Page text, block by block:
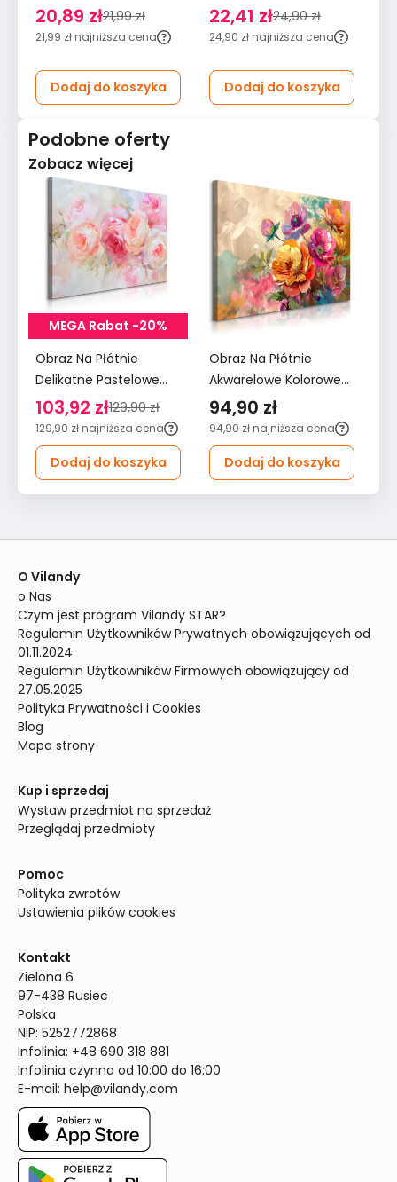
wezgłowie miętowy
20,89 zł21,99 zł
21,99 zł najniższa cena
Dodaj do koszyka
płotek wezgłowie
kremowy
22,41 zł24,90 zł
24,90 zł najniższa cena
Dodaj do koszyka
Podobne oferty
Zobacz więcej
MEGA Rabat -20%
Obraz Na Płótnie
Delikatne Pastelowe
Różowe Kwiaty 120x80
Do Salonu
103,92 zł129,90 zł
129,90 zł najniższa cena
Dodaj do koszyka
Obraz Na Płótnie
Akwarelowe Kolorowe
Kwiaty 90x60 Natura
do Salonu
94,90 zł
94,90 zł najniższa cena
Dodaj do koszyka
O Vilandy
o Nas
Czym jest program Vilandy STAR?
Regulamin Użytkowników Prywatnych obowiązujących od
01.11.2024
Regulamin Użytkowników Firmowych obowiązujący od
27.05.2025
Polityka Prywatności i Cookies
Blog
Mapa strony
Kup i sprzedaj
Wystaw przedmiot na sprzedaż
Przeglądaj przedmioty
Pomoc
Polityka zwrotów
Ustawienia plików cookies
Kontakt
Zielona 6
97-438 Rusiec
Polska
NIP: 5252772868
Infolinia: +48 690 318 881
Infolinia czynna od 10:00 do 16:00
E-mail: help@vilandy.com